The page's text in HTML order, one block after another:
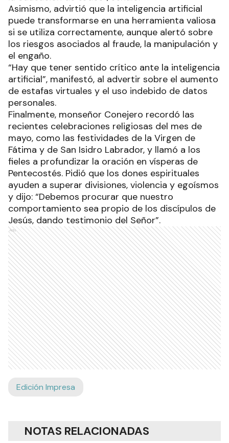
Asimismo, advirtió que la inteligencia artificial
puede transformarse en una herramienta valiosa
si se utiliza correctamente, aunque alertó sobre
los riesgos asociados al fraude, la manipulación y
el engaño.
“Hay que tener sentido crítico ante la inteligencia
artificial”, manifestó, al advertir sobre el aumento
de estafas virtuales y el uso indebido de datos
personales.
Finalmente, monseñor Conejero recordó las
recientes celebraciones religiosas del mes de
mayo, como las festividades de la Virgen de
Fátima y de San Isidro Labrador, y llamó a los
fieles a profundizar la oración en vísperas de
Pentecostés. Pidió que los dones espirituales
ayuden a superar divisiones, violencia y egoísmos
y dijo: “Debemos procurar que nuestro
comportamiento sea propio de los discípulos de
Jesús, dando testimonio del Señor”.
Ads
Edición Impresa
NOTAS RELACIONADAS